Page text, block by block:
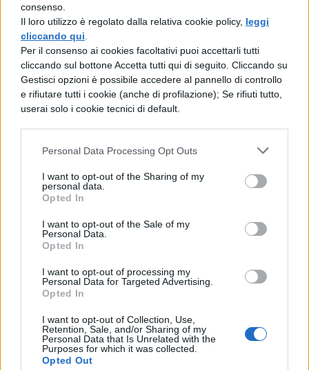
consenso.
Il loro utilizzo è regolato dalla relativa cookie policy, leggi
cliccando qui
Per il consenso ai cookies facoltativi puoi accettarli tutti
cliccando sul bottone Accetta tutti qui di seguito. Cliccando su
Gestisci opzioni è possibile accedere al pannello di controllo
e rifiutare tutti i cookie (anche di profilazione); Se rifiuti tutto,
userai solo i cookie tecnici di default.
Personal Data Processing Opt Outs
I want to opt-out of the Sharing of my
personal data.
Opted In
I want to opt-out of the Sale of my
Personal Data.
Opted In
I want to opt-out of processing my
Personal Data for Targeted Advertising.
Opted In
I want to opt-out of Collection, Use,
Retention, Sale, and/or Sharing of my
Personal Data that Is Unrelated with the
Purposes for which it was collected.
Opted Out
49.900. Dopo c’è l’area
meccatronica ed energiache presenta un
fabbisogno di 55.400 unità contro una
offerta di 20.200. E ancora il settoreSocio-
sanitario e benessereche ha una richiesta
Il rapporto tra domanda e offerta diventa
ancora più evidente, superando addirittura il
aziende richiedono 30.500 persone e solo
trasporti e logisticacon una richiesta
prevista di 19.800 diplomati e un’offerta solo
4.600.
Per concludere la panoramica manca il